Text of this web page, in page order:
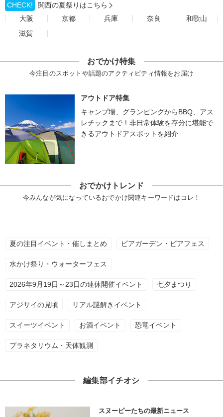
CHECK!
関西の夏祭りはこちら
大阪
京都 兵庫 奈良
和歌山
滋賀
おでかけ特集
今注目のスポットや話題のアクティビティ情報をお届け
アウトドア特集
キャンプ場、グランピングからBBQ、アス
レチックまで！非日常体験を存分に堪能で
きるアウトドアスポットを紹介
おでかけトレンド
今みんなが気になっているおでかけ関連キーワードはコレ！
夏の注目イベント・催しまとめ ビアガーデン・ビアフェス
水かけ祭り・ウォーターフェス
2026年9月19日～23日の連休開催イベント 七夕まつり
アジサイの見頃 リアル謎解きイベント
スイーツイベント お酒イベント 恐竜イベント
プラネタリウム・天体観測
編集部イチオシ
スヌーピーたちの最新ニュース